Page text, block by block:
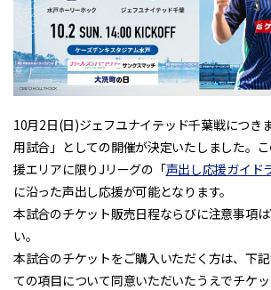
10月2日(日)ジェフユナイテッド千葉戦につき
用試合」としての開催が決定いたしました。
援エリアに限りJリーグの「声出し応援ガイド
に沿った声出し応援が可能となります。
本試合のチケット販売日程ならびに注意事項
い。
本試合のチケットをご購入いただく方は、下
ての項目について同意いただいたうえでチケ